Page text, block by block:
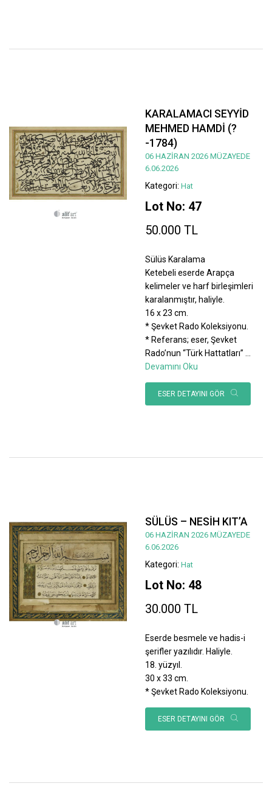
KARALAMACI SEYYİD
MEHMED HAMDİ (?
-1784)
06 HAZİRAN 2026 MÜZAYEDE
6.06.2026
Kategori: Hat
Lot No: 47
50.000 TL
Sülüs Karalama
Ketebeli eserde Arapça
kelimeler ve harf birleşimleri
karalanmıştır, haliyle.
16 x 23 cm.
* Şevket Rado Koleksiyonu.
* Referans; eser, Şevket
Rado’nun “Türk Hattatları”
Devamını Oku
ESER DETAYINI GÖR
SÜLÜS – NESİH KIT’A
06 HAZİRAN 2026 MÜZAYEDE
6.06.2026
Kategori: Hat
Lot No: 48
30.000 TL
Eserde besmele ve hadis-i
şerifler yazılıdır. Haliyle.
18. yüzyıl.
30 x 33 cm.
* Şevket Rado Koleksiyonu.
ESER DETAYINI GÖR